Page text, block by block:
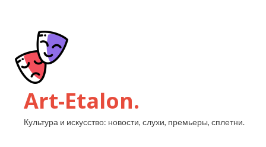
Art-Etalon.
Культура и искусство: новости, слухи, премьеры, сплетни.